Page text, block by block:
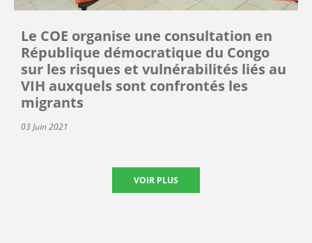
Le COE organise une consultation en
République démocratique du Congo
sur les risques et vulnérabilités liés au
VIH auxquels sont confrontés les
migrants
03 Juin 2021
VOIR PLUS